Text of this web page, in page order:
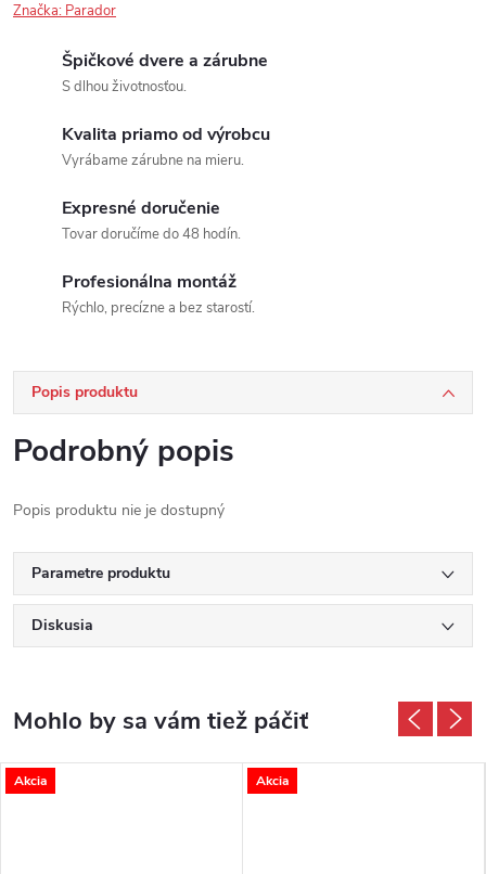
Značka: Parador
Špičkové dvere a zárubne
S dlhou životnosťou.
Kvalita priamo od výrobcu
Vyrábame zárubne na mieru.
Expresné doručenie
Tovar doručíme do 48 hodín.
Profesionálna montáž
Rýchlo, precízne a bez starostí.
Popis produktu
Podrobný popis
Popis produktu nie je dostupný
Parametre produktu
Diskusia
Akcia Akcia